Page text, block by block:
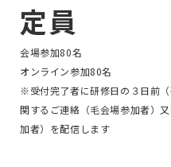
定員
会場参加80名
オンライン参加80名
※受付完了者に研修日の３日前
関するご連絡（毛会場参加者）
加者）を配信します